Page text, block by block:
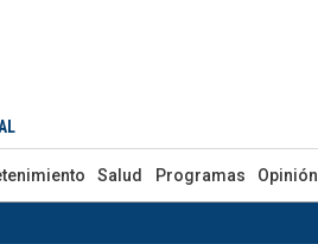
Salud Programas Opinión
este jueves en México